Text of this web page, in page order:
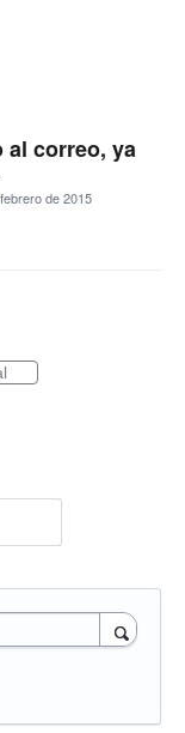
al correo, ya
de 2015